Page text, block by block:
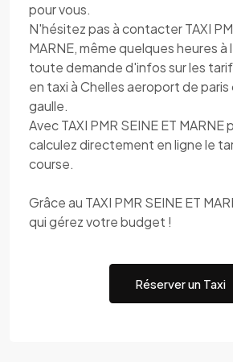
pour vous.
N'hésitez pas à contacter TAXI
MARNE, même quelques heures
toute demande d'infos sur les
en taxi à Chelles aeroport de paris
gaulle.
Avec TAXI PMR SEINE ET MARNE
calculez directement en ligne le
course.
Grâce au TAXI PMR SEINE ET
qui gérez votre budget !
Réserver un Taxi